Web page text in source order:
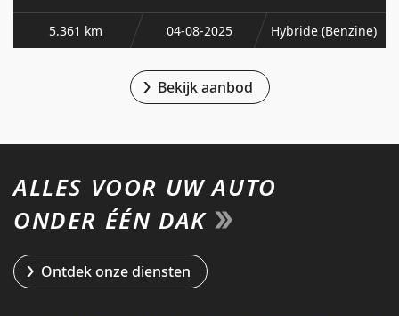
5.361 km 04-08-2025 Hybride (Benzine)
Bekijk aanbod
ALLES VOOR UW AUTO
ONDER ÉÉN DAK
Ontdek onze diensten